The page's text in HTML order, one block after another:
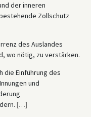
der inneren
Zollschutz
des Auslandes
wo nötig, zu verstärken.
die Einführung des
und
[…]